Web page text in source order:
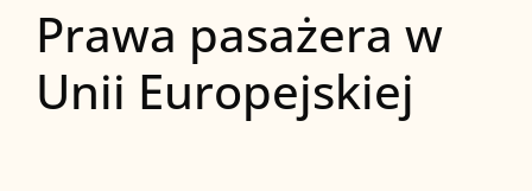
Prawa pasażera w
Unii Europejskiej